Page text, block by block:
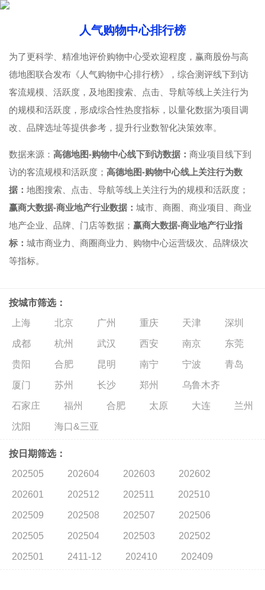
人气购物中心排行榜
为了更科学、精准地评价购物中心受欢迎程度，赢商股份与高
德地图联合发布《人气购物中心排行榜》，综合测评线下到访
客流规模、活跃度，及地图搜索、点击、导航等线上关注行为
的规模和活跃度，形成综合性热度指标，以量化数据为项目调
改、品牌选址等提供参考，提升行业数智化决策效率。
数据来源： 高德地图-购物中心线下到访数据： 商业项目线下到
访的客流规模和活跃度； 高德地图-购物中心线上关注行为数
据： 地图搜索、点击、导航等线上关注行为的规模和活跃度；
赢商大数据-商业地产行业数据： 城市、商圈、商业项目、商业
地产企业、品牌、门店等数据； 赢商大数据-商业地产行业指
标： 城市商业力、商圈商业力、购物中心运营级次、品牌级次
等指标。
按城市筛选：
上海
北京 广州 重庆 天津 深圳
成都 杭州 武汉 西安 南京 东莞
贵阳 合肥 昆明 南宁 宁波 青岛
厦门 苏州 长沙 郑州 乌鲁木齐
石家庄 福州 合肥 太原 大连 兰州
沈阳 海口&三亚
按日期筛选：
202505
202604 202603 202602
202601 202512 202511 202510
202509 202508 202507 202506
202505 202504 202503 202502
202501 2411-12 202410 202409